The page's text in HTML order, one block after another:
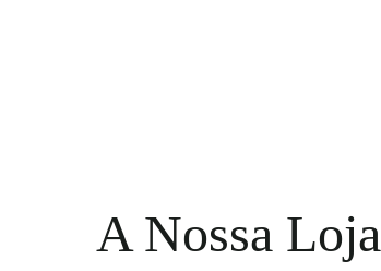
A Nossa Loja